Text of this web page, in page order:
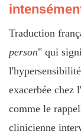
Traduction
person" qui
exacerbée chez
comme le
clinicienne